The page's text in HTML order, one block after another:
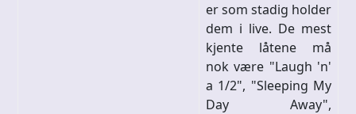
er som stadig holder
dem i live. De mest
kjente låtene må
nok være "Laugh 'n'
a 1/2", "Sleeping My
Day Away",